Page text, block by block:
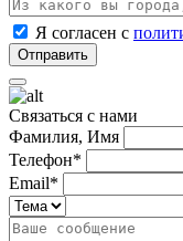
Я согласен с
Связаться с нами
Фамилия, Имя
Телефон*
Email*